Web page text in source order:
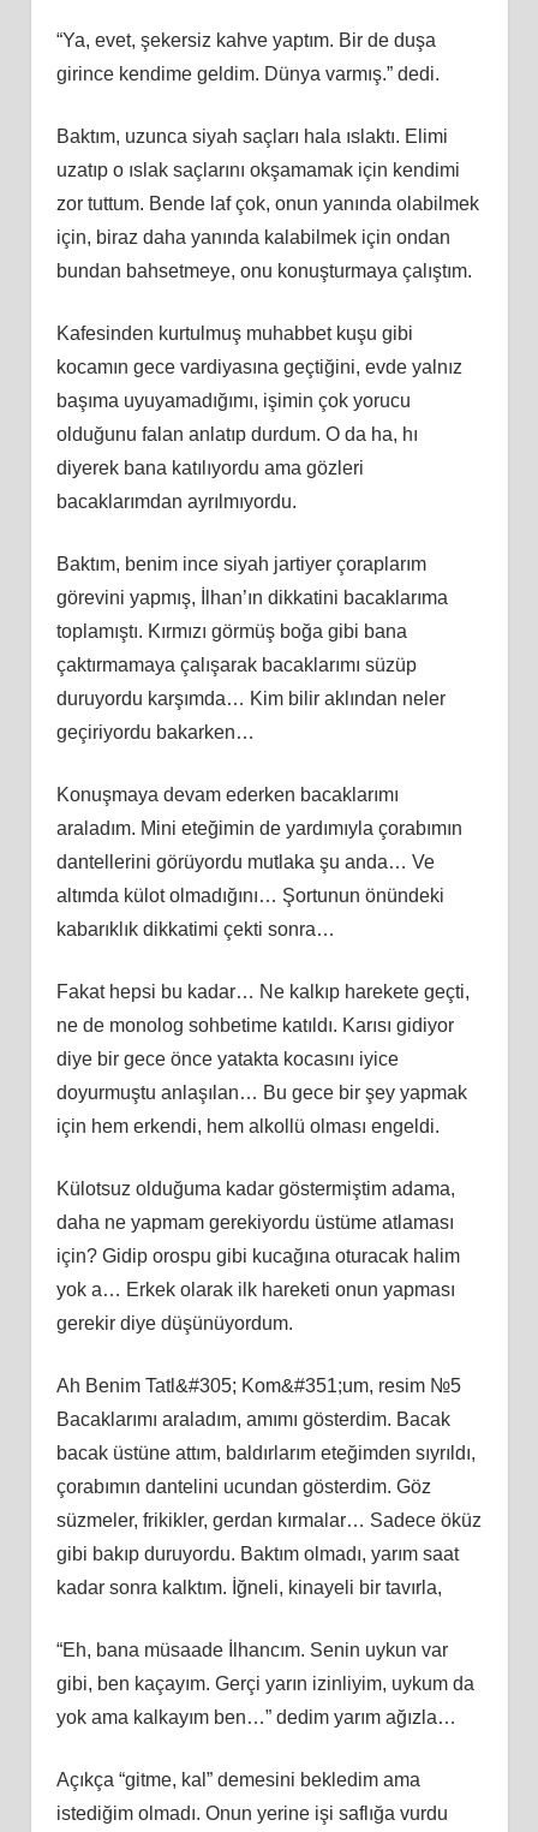
“Ya, evet, şekersiz kahve yaptım. Bir de duşa
girince kendime geldim. Dünya varmış.” dedi.
Baktım, uzunca siyah saçları hala ıslaktı. Elimi
uzatıp o ıslak saçlarını okşamamak için kendimi
zor tuttum. Bende laf çok, onun yanında olabilmek
için, biraz daha yanında kalabilmek için ondan
bundan bahsetmeye, onu konuşturmaya çalıştım.
Kafesinden kurtulmuş muhabbet kuşu gibi
kocamın gece vardiyasına geçtiğini, evde yalnız
başıma uyuyamadığımı, işimin çok yorucu
olduğunu falan anlatıp durdum. O da ha, hı
diyerek bana katılıyordu ama gözleri
bacaklarımdan ayrılmıyordu.
Baktım, benim ince siyah jartiyer çoraplarım
görevini yapmış, İlhan’ın dikkatini bacaklarıma
toplamıştı. Kırmızı görmüş boğa gibi bana
çaktırmamaya çalışarak bacaklarımı süzüp
duruyordu karşımda… Kim bilir aklından neler
geçiriyordu bakarken…
Konuşmaya devam ederken bacaklarımı
araladım. Mini eteğimin de yardımıyla çorabımın
dantellerini görüyordu mutlaka şu anda… Ve
altımda külot olmadığını… Şortunun önündeki
kabarıklık dikkatimi çekti sonra…
Fakat hepsi bu kadar… Ne kalkıp harekete geçti,
ne de monolog sohbetime katıldı. Karısı gidiyor
diye bir gece önce yatakta kocasını iyice
doyurmuştu anlaşılan… Bu gece bir şey yapmak
için hem erkendi, hem alkollü olması engeldi.
Külotsuz olduğuma kadar göstermiştim adama,
daha ne yapmam gerekiyordu üstüme atlaması
için? Gidip orospu gibi kucağına oturacak halim
yok a… Erkek olarak ilk hareketi onun yapması
gerekir diye düşünüyordum.
Ah Benim Tatl&#305; Kom&#351;um, resim №5
Bacaklarımı araladım, amımı gösterdim. Bacak
bacak üstüne attım, baldırlarım eteğimden sıyrıldı,
çorabımın dantelini ucundan gösterdim. Göz
süzmeler, frikikler, gerdan kırmalar… Sadece öküz
gibi bakıp duruyordu. Baktım olmadı, yarım saat
kadar sonra kalktım. İğneli, kinayeli bir tavırla,
“Eh, bana müsaade İlhancım. Senin uykun var
gibi, ben kaçayım. Gerçi yarın izinliyim, uykum da
yok ama kalkayım ben…” dedim yarım ağızla…
Açıkça “gitme, kal” demesini bekledim ama
istediğim olmadı. Onun yerine işi saflığa vurdu